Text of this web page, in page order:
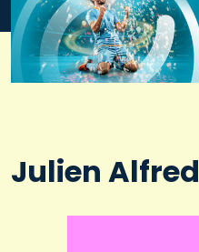
Julien Alfred